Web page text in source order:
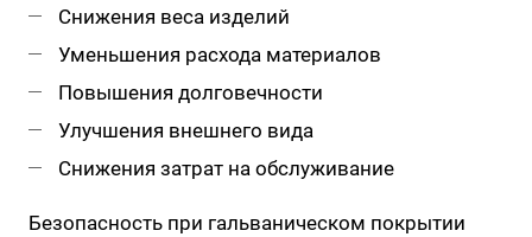
Снижения веса изделий
Уменьшения расхода материалов
Повышения долговечности
Улучшения внешнего вида
Снижения затрат на обслуживание
Безопасность при гальваническом покрытии